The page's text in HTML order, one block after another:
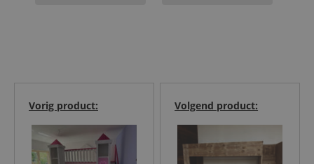
Volgend product:
Vorig product: